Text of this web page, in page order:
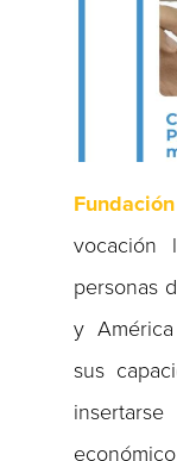
vocación
personas
y
sus